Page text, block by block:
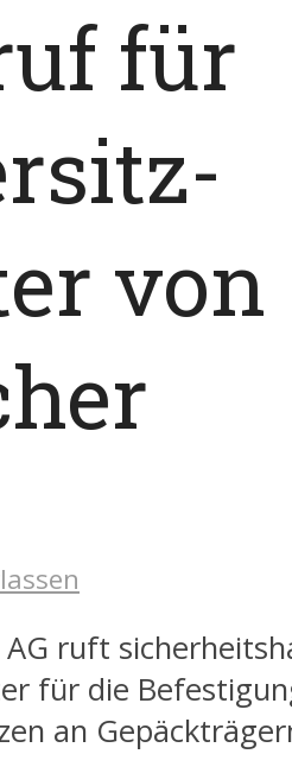
für
von
AG ruft
für die
an